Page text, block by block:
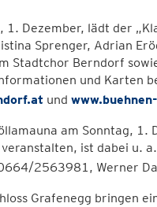
1. Dezember, lädt der
Sprenger, Adrian
Stadtchor Berndorf
und Karten
und
am Sonntag,
veranstalten, ist dabei u.
2563981, Werner
Grafenegg bringen